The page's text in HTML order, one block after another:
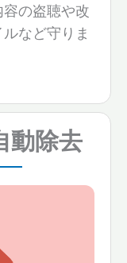
の盗聴や改
など守りま
動除去